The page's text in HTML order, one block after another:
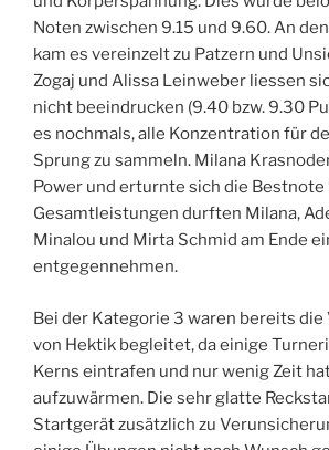
Noten zwischen 9.15 und 9.60. An
kam es vereinzelt zu Patzern und
Zogaj und Alissa Leinweber liessen
nicht beeindrucken (9.40 bzw. 9.30
es nochmals, alle Konzentration für
Sprung zu sammeln. Milana
Power und erturnte sich die
Gesamtleistungen durften Milana,
Minalou und Mirta Schmid am Ende
entgegennehmen.
Bei der Kategorie 3 waren bereits
von Hektik begleitet, da einige
Kerns eintrafen und nur wenig Zeit
aufzuwärmen. Die sehr glatte
Startgerät zusätzlich zu